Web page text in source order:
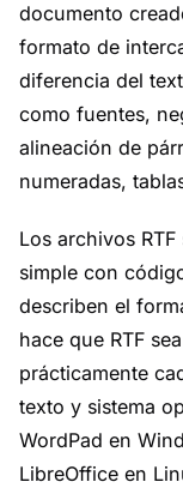
documento
formato de
diferencia del
como fuentes,
alineación de
numeradas,
Los archivos
simple con
describen el
hace que RTF
prácticamente
texto y sistema
WordPad en
LibreOffice en